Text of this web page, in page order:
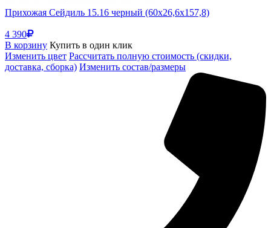
Прихожая Сейдиль 15.16 черный (60x26,6x157,8)
4 390
В корзину Купить в один клик
Изменить цвет Рассчитать полную стоимость (скидки,
доставка, сборка) Изменить состав/размеры